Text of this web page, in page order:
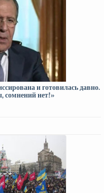
и готовилась давно.
сомнений нет!»